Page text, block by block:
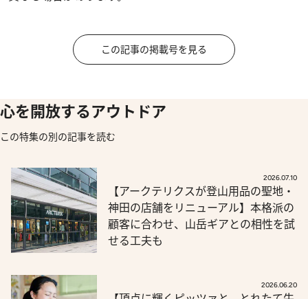
この記事の掲載号を見る
心を開放するアウトドア
この特集の別の記事を読む
2026.07.10
【アークテリクスが登山用品の聖地・
神田の店舗をリニューアル】本格派の
顧客に合わせ、山岳ギアとの相性を試
せる工夫も
2026.06.20